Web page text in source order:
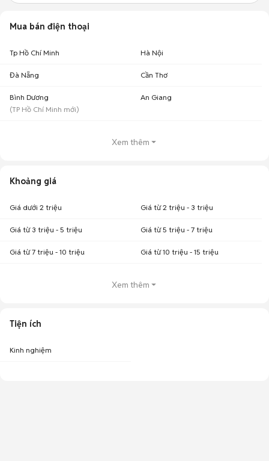
Mua bán điện thoại
Tp Hồ Chí Minh Hà Nội
Đà Nẵng Cần Thơ
Bình Dương
(TP Hồ Chí Minh mới)
An Giang
Xem thêm
Khoảng giá
Giá dưới 2 triệu Giá từ 2 triệu - 3 triệu
Giá từ 3 triệu - 5 triệu Giá từ 5 triệu - 7 triệu
Giá từ 7 triệu - 10 triệu Giá từ 10 triệu - 15 triệu
Xem thêm
Tiện ích
Kinh nghiệm